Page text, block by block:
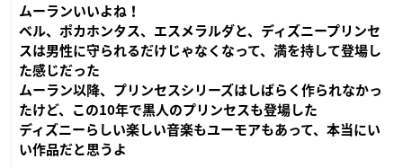
ムーランいいよね！
ベル、ポカホンタス、エスメラルダと、ディズニープリンセ
スは男性に守られるだけじゃなくなって、満を持して登場し
た感じだった
ムーラン以降、プリンセスシリーズはしばらく作られなかっ
たけど、この10年で黒人のプリンセスも登場した
ディズニーらしい楽しい音楽もユーモアもあって、本当にい
い作品だと思うよ